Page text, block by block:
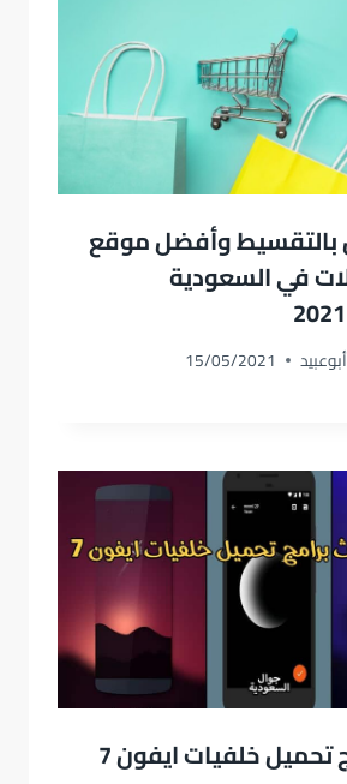
بالتقسيط وأفضل موقع
في السعودية
15/05/2021
تحميل خلفيات ايفون 7